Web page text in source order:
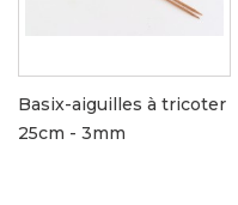
Basix-aiguilles à tricoter
25cm - 3mm